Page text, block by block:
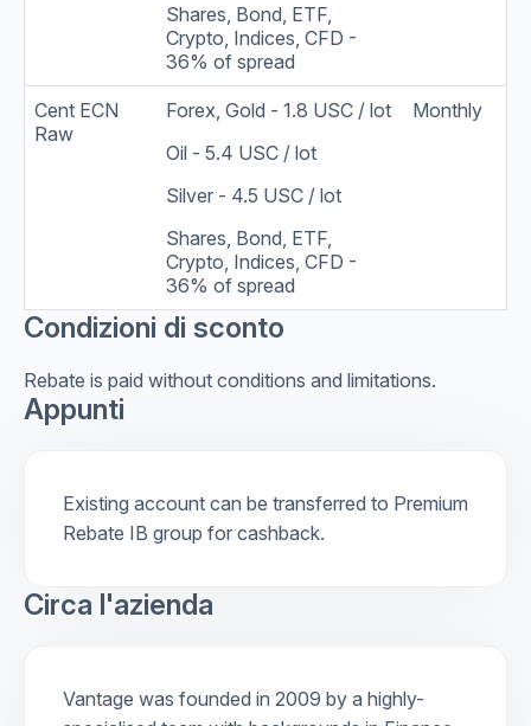
Shares, Bond, ETF,
Crypto, Indices, CFD -
36% of spread
Cent ECN
Raw
Forex, Gold - 1.8 USC / lot
Oil - 5.4 USC / lot
Silver - 4.5 USC / lot
Shares, Bond, ETF,
Crypto, Indices, CFD -
36% of spread
Monthly
Condizioni di sconto
Rebate is paid without conditions and limitations.
Appunti
Existing account can be transferred to Premium
Rebate IB group for cashback.
Circa l'azienda
Vantage was founded in 2009 by a highly-